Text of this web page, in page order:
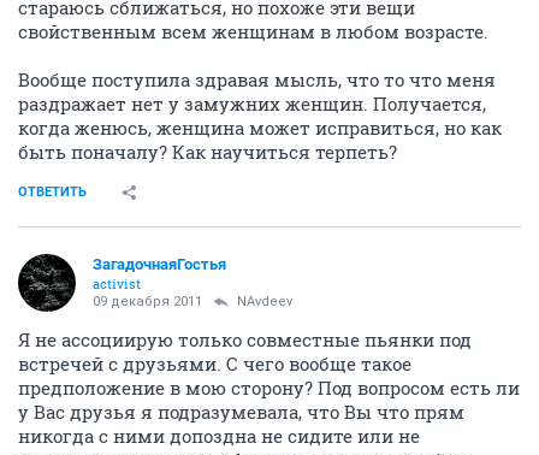
стараюсь сближаться, но похоже эти вещи
свойственным всем женщинам в любом возрасте.
Вообще поступила здравая мысль, что то что меня
раздражает нет у замужних женщин. Получается,
когда женюсь, женщина может исправиться, но как
быть поначалу? Как научиться терпеть?
ОТВЕТИТЬ
ЗагадочнаяГостья
activist
09 декабря 2011 NAvdeev
Я не ассоциирую только совместные пьянки под
встречей с друзьями. С чего вообще такое
предположение в мою сторону? Под вопросом есть ли
у Вас друзья я подразумевала, что Вы что прям
никогда с ними допоздна не сидите или не